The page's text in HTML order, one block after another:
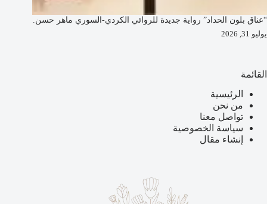
“عناق بلون الحداد” رواية جديدة للروائي الكردي-السوري ماهر حسن.
يوليو 31, 2026
القائمة
الرئيسية
من نحن
تواصل معنا
سياسة الخصوصية
إنشاء مقال